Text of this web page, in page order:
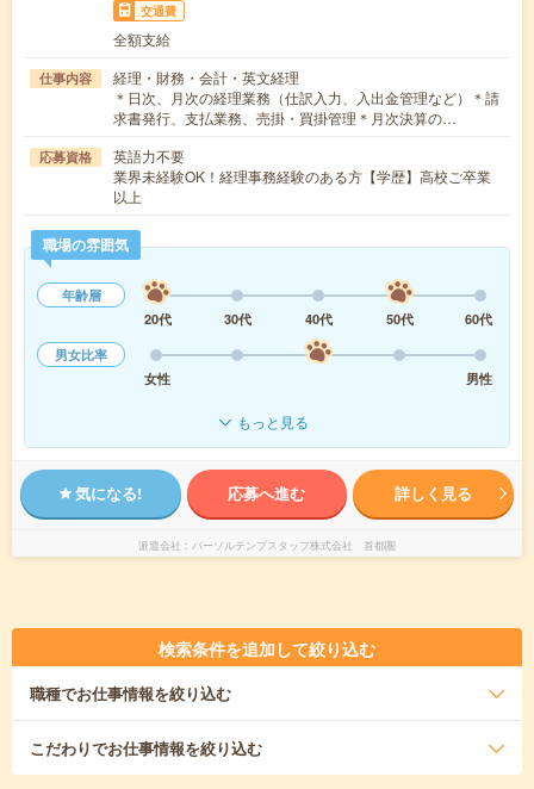
交通費
全額支給
仕事内容
経理・財務・会計・英文経理
＊日次、月次の経理業務（仕訳入力、入出金管理など）＊請
求書発行、支払業務、売掛・買掛管理＊月次決算の…
応募資格
英語力不要
業界未経験OK！経理事務経験のある方【学歴】高校ご卒業
以上
職場の雰囲気
年齢層
20代
30代 40代 50代
60代
男女比率
女性
男性
もっと見る
気になる! 応募へ進む 詳しく見る
派遣会社 パーソルテンプスタッフ株式会社 首都圏
検索条件を追加して絞り込む
職種でお仕事情報を絞り込む
こだわりでお仕事情報を絞り込む